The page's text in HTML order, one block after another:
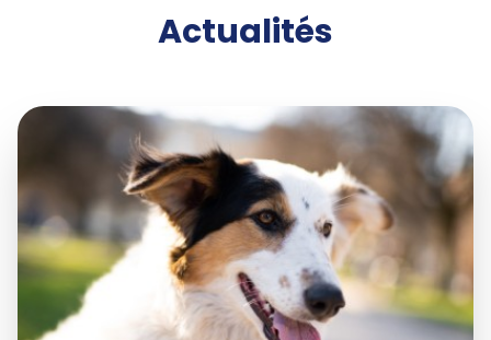
Actualités